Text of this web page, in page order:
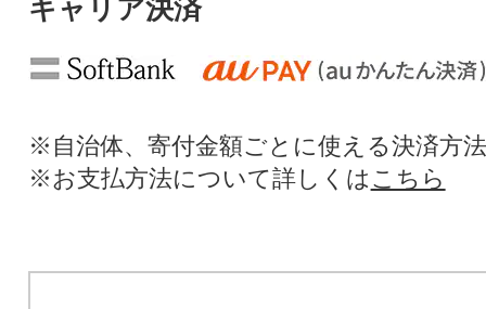
キャリア決済
※自治体、寄付金額ごとに使える決済方
※お支払方法について詳しくは こちら